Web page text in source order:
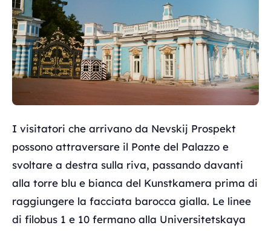
I visitatori che arrivano da Nevskij Prospekt
possono attraversare il Ponte del Palazzo e
svoltare a destra sulla riva, passando davanti
alla torre blu e bianca del Kunstkamera prima di
raggiungere la facciata barocca gialla. Le linee
di filobus 1 e 10 fermano alla Universitetskaya